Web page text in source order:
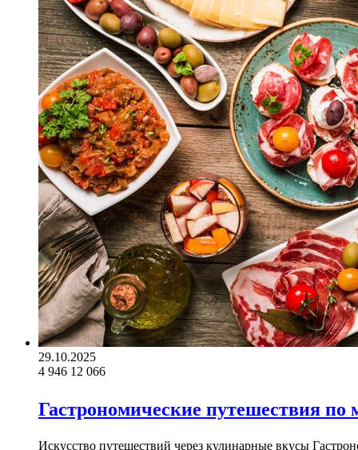
29.10.2025
4 946 12 066
Гастрономические путешествия по
Искусство путешествий через кулинарные вкусы